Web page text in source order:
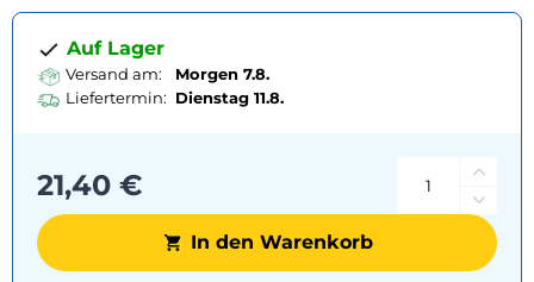
Auf Lager
Versand am:
Morgen 7.8.
Liefertermin: Dienstag 11.8.
21,40 €
In den Warenkorb